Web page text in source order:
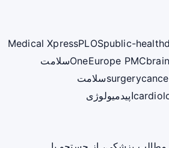
Medical XpressPLOSpublic-health
OneEurope PMCbrain
سلامت
surgeryسلامت
اپیدمیولوژی